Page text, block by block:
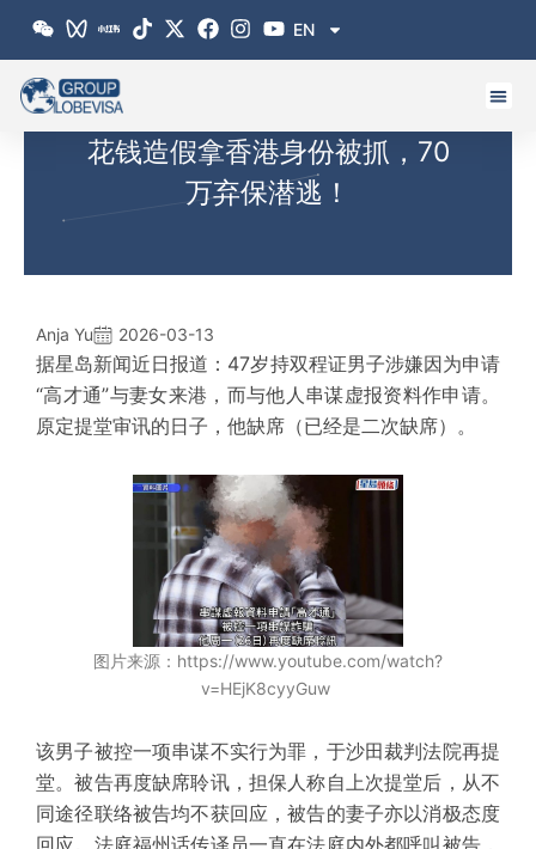
EN
花钱造假拿香港身份被抓，70
万弃保潜逃！
Anja Yu 2026-03-13
据星岛新闻近日报道：47岁持双程证男子涉嫌因为申请
“高才通”与妻女来港，而与他人串谋虚报资料作申请。
原定提堂审讯的日子，他缺席（已经是二次缺席）。
图片来源：https://www.youtube.com/watch?
v=HEjK8cyyGuw
该男子被控一项串谋不实行为罪，于沙田裁判法院再提
堂。被告再度缺席聆讯，担保人称自上次提堂后，从不
同途径联络被告均不获回应，被告的妻子亦以消极态度